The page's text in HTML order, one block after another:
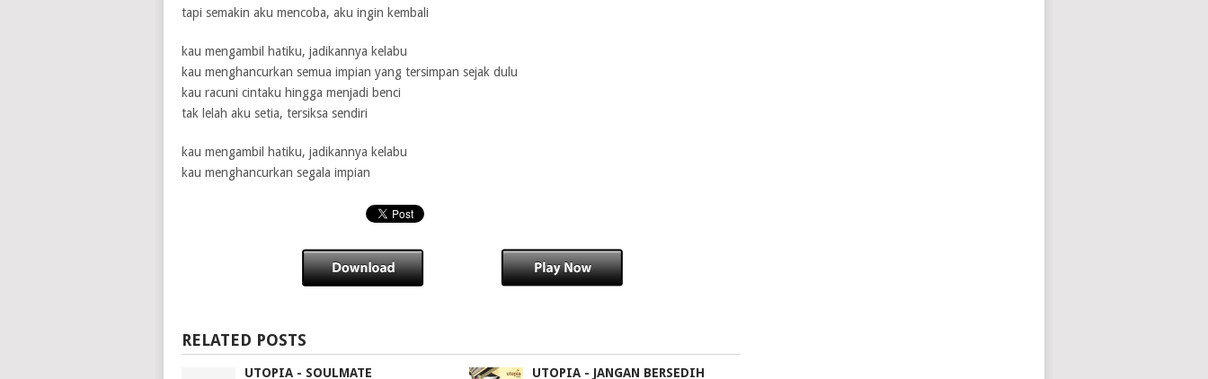
tapi semakin aku mencoba, aku ingin kembali
kau mengambil hatiku, jadikannya kelabu
kau menghancurkan semua impian yang tersimpan sejak dulu
kau racuni cintaku hingga menjadi benci
tak lelah aku setia, tersiksa sendiri
kau mengambil hatiku, jadikannya kelabu
kau menghancurkan segala impian
RELATED POSTS
UTOPIA - SOULMATE UTOPIA - JANGAN BERSEDIH